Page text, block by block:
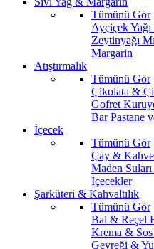
Tümünü Gör
Ayçiçek Yağı
Zeytinyağı
Margarin
Atıştırmalık
Tümünü Gör
Çikolata &
Gofret
BarPastane
İçecek
Tümünü Gör
Çay & Kahve
Maden Suları
İçecekler
Şarküteri & Kahvaltılık
Tümünü Gör
Bal & Reçel
Krema & Sos
Gevreği &